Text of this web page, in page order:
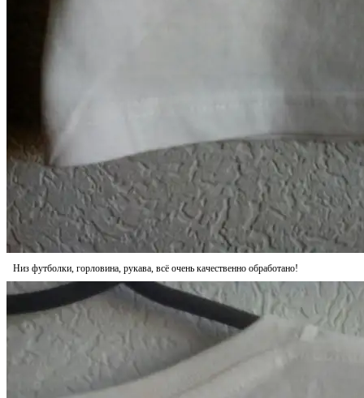
Низ футболки, горловина, рукава, всё очень качественно обработано!